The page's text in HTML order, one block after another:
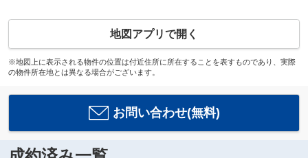
地図アプリで開く
※地図上に表示される物件の位置は付近住所に所在することを表すものであり、実際
の物件所在地とは異なる場合がございます。
お問い合わせ(無料)